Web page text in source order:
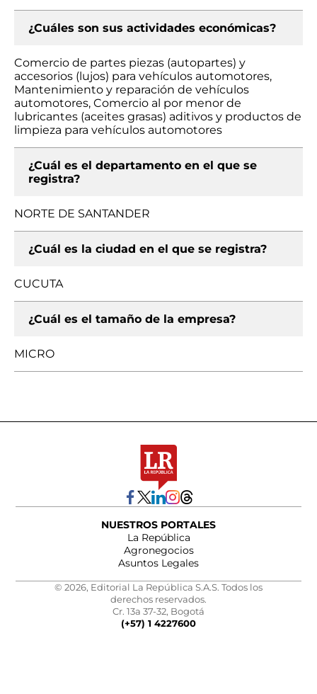
¿Cuáles son sus actividades económicas?
Comercio de partes piezas (autopartes) y
accesorios (lujos) para vehículos automotores,
Mantenimiento y reparación de vehículos
automotores, Comercio al por menor de
lubricantes (aceites grasas) aditivos y productos de
limpieza para vehículos automotores
¿Cuál es el departamento en el que se
registra?
NORTE DE SANTANDER
¿Cuál es la ciudad en el que se registra?
CUCUTA
¿Cuál es el tamaño de la empresa?
MICRO
NUESTROS PORTALES
La República
Agronegocios
Asuntos Legales
© 2026, Editorial La República S.A.S. Todos los
derechos reservados.
Cr. 13a 37-32, Bogotá
(+57) 1 4227600